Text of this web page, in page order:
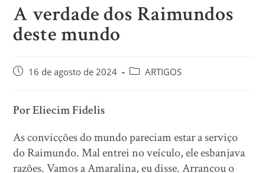
A verdade dos Raimundos
deste mundo
16 de agosto de 2024 ARTIGOS
Por Eliecim Fidelis
As convicções do mundo pareciam estar a serviço
do Raimundo. Mal entrei no veículo, ele esbanjava
razões. Vamos a Amaralina, eu disse. Arrancou o